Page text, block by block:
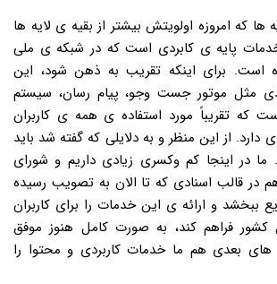
ها که امروزه اولویتش بیشتر از بقیه ی لایه ها
پایه ی کابردی است که در شبکه ی ملی
است. برای اینکه تقریب به ذهن شود، این
مثل موتور جست وجو، پیام رسان، سیستم
که تقریباً مورد استفاده ی همه ی کاربران
دارد. از این منظر و به دلایلی که گفته شد باید
ما در اینجا کم وکسری زیادی داریم و شورای
در قالب اسنادی که تا الان به تصویب رسیده
ببخشد و ارائه ی این خدمات را برای کاربران
فراهم کند، به صورت کامل هنوز موفق
های بعدی هم ما خدمات کاربردی و محتوا را